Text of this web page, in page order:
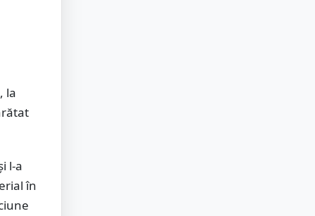
la
l-a
în